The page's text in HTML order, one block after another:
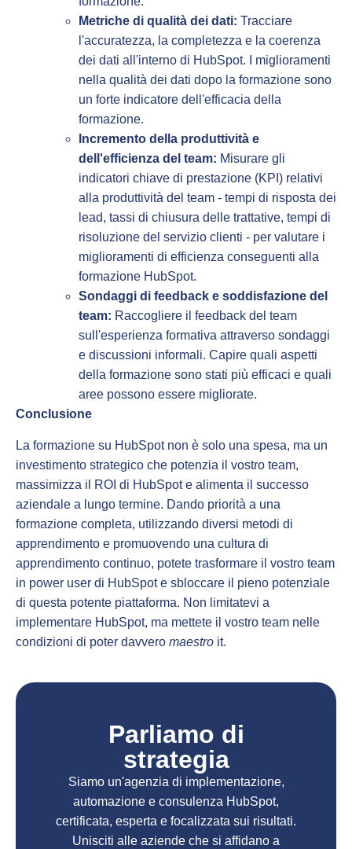
Metriche di qualità dei dati: Tracciare
l'accuratezza, la completezza e la coerenza
dei dati all'interno di HubSpot. I miglioramenti
nella qualità dei dati dopo la formazione sono
un forte indicatore dell'efficacia della
formazione.
Incremento della produttività e
dell'efficienza del team: Misurare gli
indicatori chiave di prestazione (KPI) relativi
alla produttività del team - tempi di risposta dei
lead, tassi di chiusura delle trattative, tempi di
risoluzione del servizio clienti - per valutare i
miglioramenti di efficienza conseguenti alla
formazione HubSpot.
Sondaggi di feedback e soddisfazione del
team: Raccogliere il feedback del team
sull'esperienza formativa attraverso sondaggi
e discussioni informali. Capire quali aspetti
della formazione sono stati più efficaci e quali
aree possono essere migliorate.
Conclusione
La formazione su HubSpot non è solo una spesa, ma un
investimento strategico che potenzia il vostro team,
massimizza il ROI di HubSpot e alimenta il successo
aziendale a lungo termine. Dando priorità a una
formazione completa, utilizzando diversi metodi di
apprendimento e promuovendo una cultura di
apprendimento continuo, potete trasformare il vostro team
in power user di HubSpot e sbloccare il pieno potenziale
di questa potente piattaforma. Non limitatevi a
implementare HubSpot, ma mettete il vostro team nelle
condizioni di poter davvero maestro it.
Parliamo di
strategia
Siamo un'agenzia di implementazione,
automazione e consulenza HubSpot,
certificata, esperta e focalizzata sui risultati.
Unisciti alle aziende che si affidano a